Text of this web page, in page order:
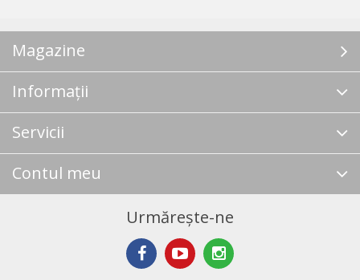
Magazine
Informații
Servicii
Contul meu
Urmărește-ne